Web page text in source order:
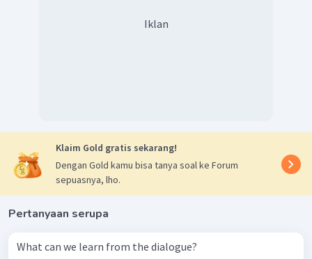
Iklan
Klaim Gold gratis sekarang!
Dengan Gold kamu bisa tanya soal ke Forum
sepuasnya, lho.
Pertanyaan serupa
What can we learn from the dialogue?